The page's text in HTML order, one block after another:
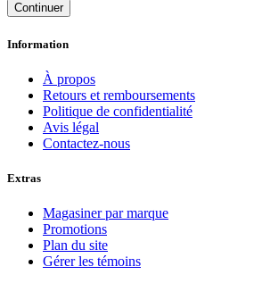
Continuer
Information
À propos
Retours et remboursements
Politique de confidentialité
Avis légal
Contactez-nous
Extras
Magasiner par marque
Promotions
Plan du site
Gérer les témoins